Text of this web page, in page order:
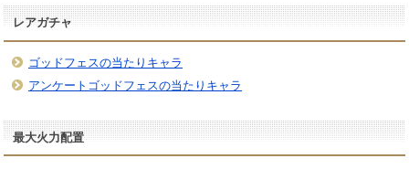
レアガチャ
ゴッドフェスの当たりキャラ
アンケートゴッドフェスの当たりキャラ
最大火力配置